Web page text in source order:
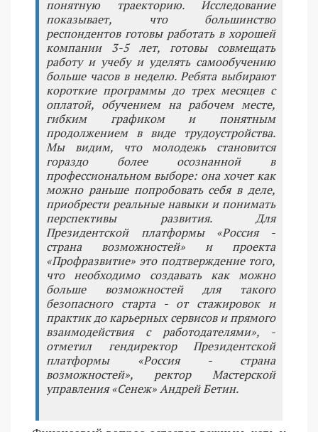
понятную траекторию. Исследование
показывает, что большинство
респондентов готовы работать в хорошей
компании 3-5 лет, готовы совмещать
работу и учебу и уделять самообучению
больше часов в неделю. Ребята выбирают
короткие программы до трех месяцев с
оплатой, обучением на рабочем месте,
гибким графиком и понятным
продолжением в виде трудоустройства.
Мы видим, что молодежь становится
гораздо более осознанной в
профессиональном выборе: она хочет как
можно раньше попробовать себя в деле,
приобрести реальные навыки и понимать
перспективы развития. Для
Президентской платформы «Россия -
страна возможностей» и проекта
«Профразвитие» это подтверждение того,
что необходимо создавать как можно
больше возможностей для такого
безопасного старта - от стажировок и
практик до карьерных сервисов и прямого
взаимодействия с работодателями», -
отметил гендиректор Президентской
платформы «Россия - страна
возможностей», ректор Мастерской
управления «Сенеж» Андрей Бетин.